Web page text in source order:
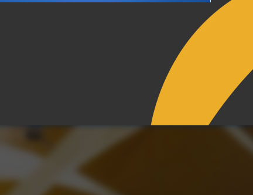
节约能源